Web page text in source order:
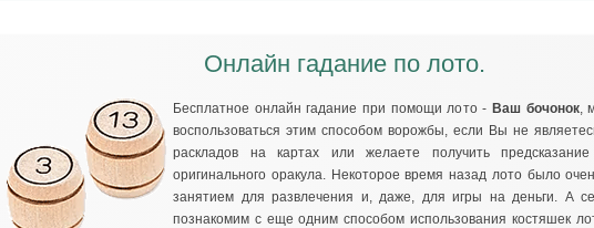
Онлайн гадание по лото.
Бесплатное онлайн гадание при помощи лото - Ваш бочонок,
воспользоваться этим способом ворожбы, если Вы не
раскладов на картах или желаете получить
оригинального оракула. Некоторое время назад лото было
занятием для развлечения и, даже, для игры на деньги. А
познакомим с еще одним способом использования костяшек